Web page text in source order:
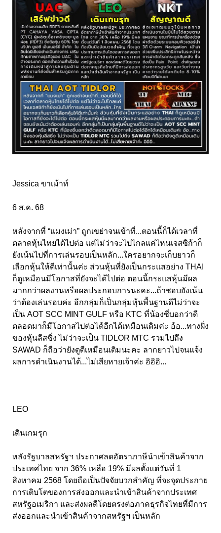
Jessica ขาเม้าท์
6 ส.ค. 68
หลังจากที่ “แมงเม่า” ถูกเขย่าจนเข้าที่...ตอนนี้ก็ได้เวลาที่
ตลาดหุ้นไทยได้ไปต่อ แต่ไม่ว่าจะไปไกลแค่ไหนเจสซิก้าก็
ยังเน้นไปที่การเล่นรอบเป็นหลัก...ใครอยากจะเก็บยาวก็
เลือกหุ้นให้ดีเท่านั้นค่ะ ส่วนหุ้นที่ยังเป็นกระแสอย่าง THAI
ก็ดูเหมือนมีโอกาสที่ยังจะได้ไปต่อ ตอนนี้กระแสหุ้นมีผล
มากกว่าผลงานหรือผลประกอบการนะคะ...ถ้าชอบยังเน้น
ว่าต้องเล่นรอบค่ะ อีกกลุ่มก็เป็นกลุ่มหุ้นพื้นฐานดีไม่ว่าจะ
เป็น AOT SCC MINT GULF หรือ KTC ที่น้องซี่บอกว่าดี
ตลอดมาก็มีโอกาสไปต่อได้อีกได้เหมือนเดิมค่ะ อ้อ...ทางฝั่ง
ของหุ้นลีสซิ่ง ไม่ว่าจะเป็น TIDLOR MTC รวมไปถึง
SAWAD ก็ถือว่ายังดูดีเหมือนเดิมนะคะ ลากยาวไปจนแจ้ง
ผลการดำเนินงานได้...ไม่เสียหายเจ้าค่ะ อิอิอิ...
LEO
เดินเกมรุก
หลังรัฐบาลสหรัฐฯ ประกาศลดอัตราภาษีนำเข้าสินค้าจาก
ประเทศไทย จาก 36% เหลือ 19% มีผลตั้งแต่วันที่ 1
สิงหาคม 2568 โดยถือเป็นปัจจัยบวกสำคัญ ที่จะจุดประกาย
การเติบโตของการส่งออกและนำเข้าสินค้าจากประเทศ
สหรัฐอเมริกา และส่งผลดีโดยตรงต่อภาคธุรกิจไทยที่มีการ
ส่งออกและนำเข้าสินค้าจากสหรัฐฯ เป็นหลัก